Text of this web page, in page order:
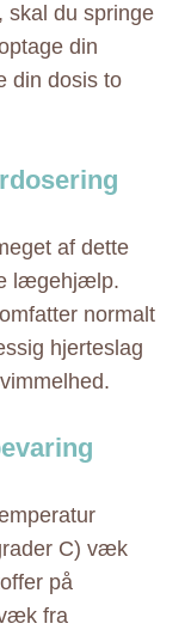
skal du springe
din
din dosis to
af dette
lægehjælp.
normalt
hjerteslag
C) væk
på
fra